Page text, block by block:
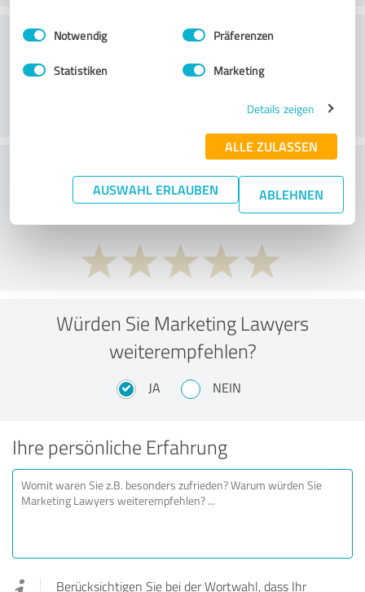
Impressum Datenschutzbestimmungen
Einwilligungsauswahl
Notwendig Präferenzen
Statistiken Marketing
Details zeigen
ALLE ZULASSEN
AUSWAHL ERLAUBEN ABLEHNEN
Kundenservice
Wie beurteilen Sie das
Preis-/Leistungsverhältnis?
Würden Sie Marketing Lawyers
weiterempfehlen?
JA NEIN
Ihre persönliche Erfahrung
Berücksichtigen Sie bei der Wortwahl, dass Ihr